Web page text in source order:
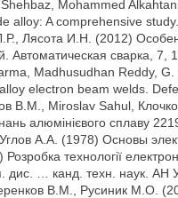
Mohammed
alloy: A comprehensive
Лясота И.Н. (2012)
Автоматическая сварка,
Madhusudhan Reddy,
electron beam welds.
В.М., Miroslav Sahul,
алюмінієвого сплаву
А.А. (1978) Основы
технології
дис. … канд. техн. наук. АН
В.М., Русиник М.О.